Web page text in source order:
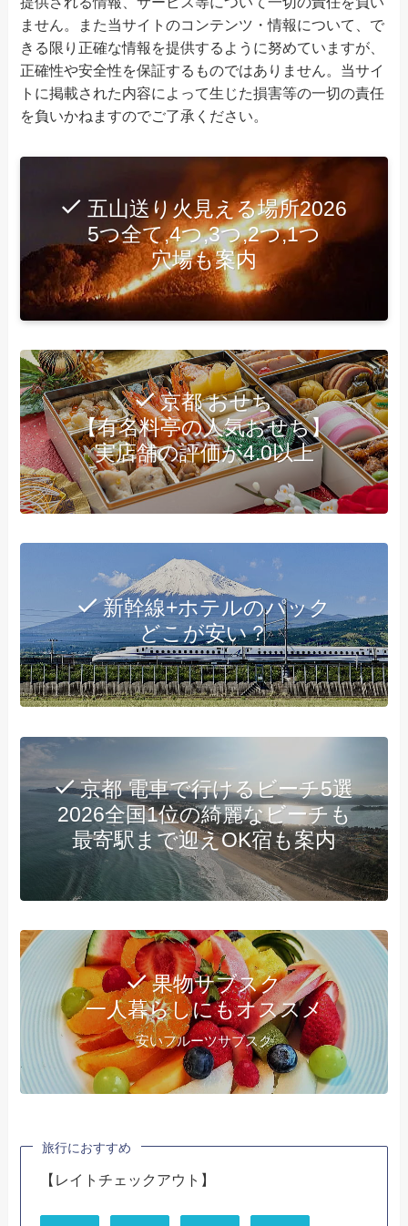
ません。また当サイトのコンテンツ・情報について、で
きる限り正確な情報を提供するように努めていますが、
正確性や安全性を保証するものではありません。当サイ
トに掲載された内容によって生じた損害等の一切の責任
を負いかねますのでご了承ください。
五山送り火見える場所2026
5つ全て,4つ,3つ,2つ,1つ
穴場も案内
京都 おせち
【有名料亭の人気おせち】
実店舗の評価が4.0以上
新幹線+ホテルのパック
どこが安い？
京都 電車で行けるビーチ5選
2026全国1位の綺麗なビーチも
最寄駅まで迎えOK宿も案内
果物サブスク
一人暮らしにもオススメ
安いフルーツサブスク
旅行におすすめ
【レイトチェックアウト】